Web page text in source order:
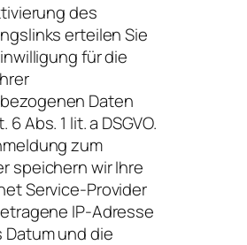
des
erteilen Sie
für die
Daten
6 Abs. 1 lit. a DSGVO.
zum
speichern wir Ihre
Service-Provider
IP-Adresse
Datum und die